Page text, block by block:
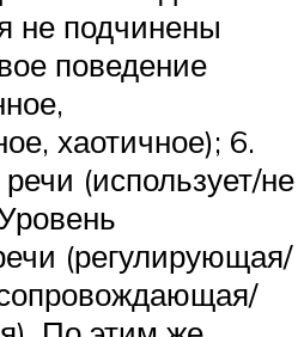
не подчинены
поведение
хаотичное); 6.
(использует/не
(регулирующая/